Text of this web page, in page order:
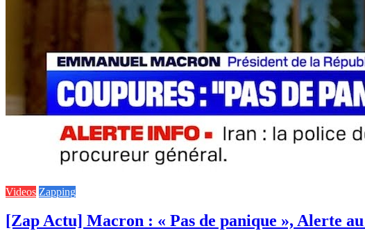
Videos Zapping
[Zap Actu] Macron : « Pas de panique », Alerte